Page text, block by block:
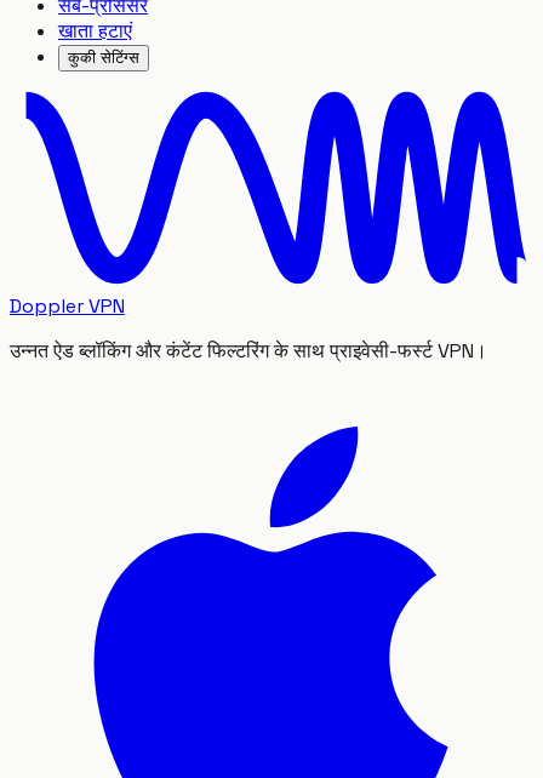
खाता हटाएं
कुकी सेटिंग्स
Doppler VPN
उन्नत ऐड ब्लॉकिंग और कंटेंट फिल्टरिंग के साथ प्राइवेसी-फर्स्ट VPN।